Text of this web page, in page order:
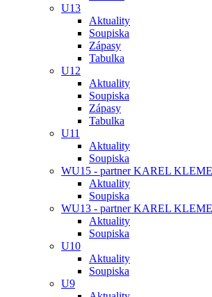
U13
Aktuality
Soupiska
Zápasy
Tabulka
U12
Aktuality
Soupiska
Zápasy
Tabulka
U11
Aktuality
Soupiska
WU15 - partner KAREL
Aktuality
Soupiska
WU13 - partner KAREL
Aktuality
Soupiska
U10
Aktuality
Soupiska
U9